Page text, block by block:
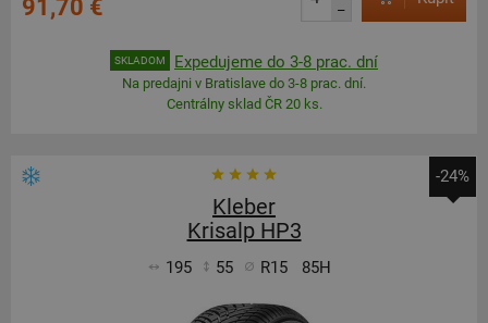
91,70 €
–
SKLADOM Expedujeme do 3-8 prac. dní
Na predajni v Bratislave do 3-8 prac. dní.
Centrálny sklad ČR 20 ks.
-24%
Kleber
Krisalp HP3
195 55 R15 85H